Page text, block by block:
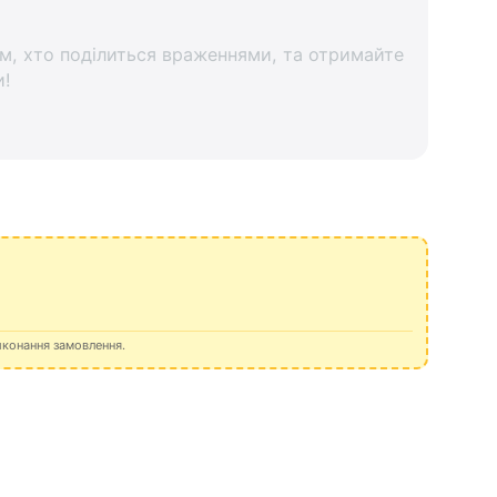
хто поділиться враженнями, та отримайте
замовлення.